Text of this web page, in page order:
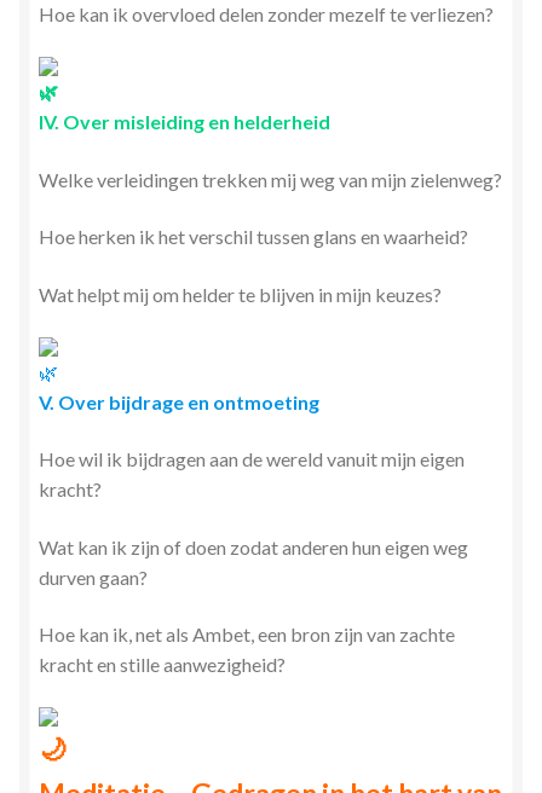
Hoe kan ik overvloed delen zonder mezelf te verliezen?
IV. Over misleiding en helderheid
Welke verleidingen trekken mij weg van mijn zielenweg?
Hoe herken ik het verschil tussen glans en waarheid?
Wat helpt mij om helder te blijven in mijn keuzes?
V. Over bijdrage en ontmoeting
Hoe wil ik bijdragen aan de wereld vanuit mijn eigen
kracht?
Wat kan ik zijn of doen zodat anderen hun eigen weg
durven gaan?
Hoe kan ik, net als Ambet, een bron zijn van zachte
kracht en stille aanwezigheid?